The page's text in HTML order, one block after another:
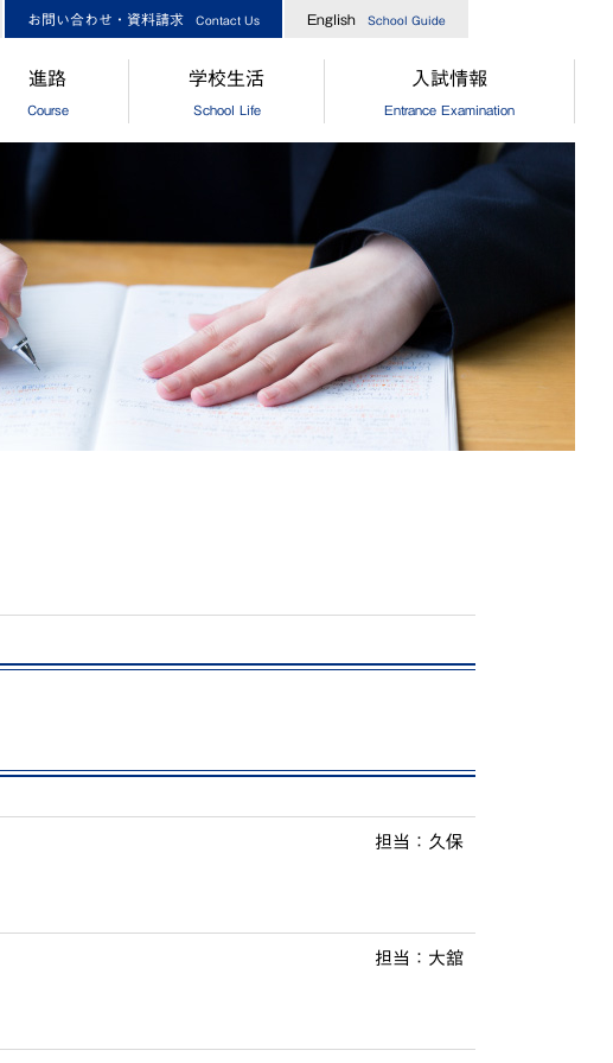
お問い合わせ・資料請求 Contact Us English School Guide
進路
Course
[中学]進路指導
[高校]進路実績
校]進路指導
校]卒業生からのメッセージ
学校生活
School Life
クラブ活動
食堂
[中学]生徒自治会
入試情報
Entrance Examination
［中学］オープンスクール
［高校］オープンスクール
［中高］個別相談・説明会
［中高］学校案内
［中学］入試情報
［高校］入試情報
［中学］納付金・奨学金・授業
担当：久保
担当：大舘